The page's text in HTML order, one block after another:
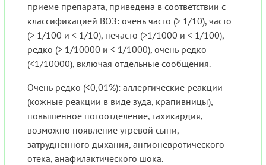
приеме препарата, приведена в соответствии с
классификацией ВОЗ: очень часто (> 1/10), часто
(> 1/100 и < 1/10), нечасто (>1/1000 и < 1/100),
редко (> 1/10000 и < 1/1000), очень редко
(<1/10000), включая отдельные сообщения.
Очень редко (<0,01%): аллергические реакции
(кожные реакции в виде зуда, крапивницы),
повышенное потоотделение, тахикардия,
возможно появление угревой сыпи,
затрудненного дыхания, ангионевротического
отека, анафилактического шока.